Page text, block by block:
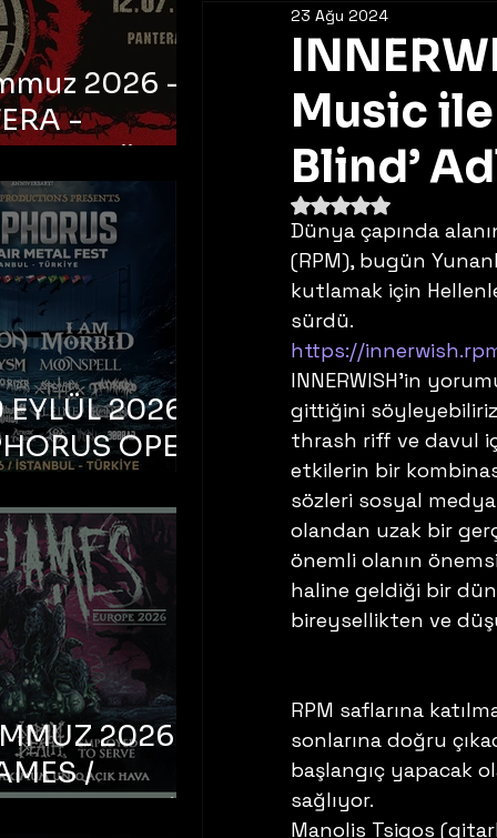
Music ile
Blind’
23 Ağu 2024
5 üzerinden NaN
Dünya çapında
(RPM), bugün
kutlamak için
sürdü.
https://
INNERWISH’in
gittiğini
thrash riff ve davul
etkilerin bir
sözleri sosyal
olandan uzak bir
önemli olanın
haline geldiği bir
bireysellikten ve
RPM saflarına
sonlarına doğru
başlangıç yapacak
sağlıyor.
Manolis Tsigos
2026 -
-
Ataköy
Arena
2026 –
OPEN
FEST
2026 –
/
DEATH /